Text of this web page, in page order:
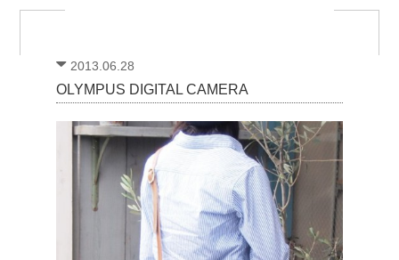
2013.06.28
OLYMPUS DIGITAL CAMERA